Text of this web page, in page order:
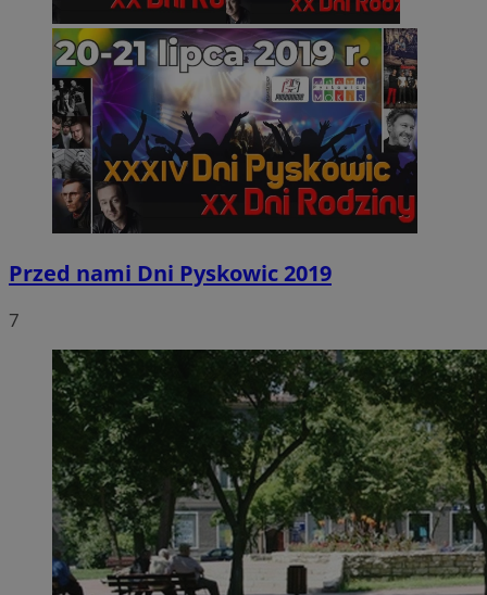
Przed nami Dni Pyskowic 2019
7